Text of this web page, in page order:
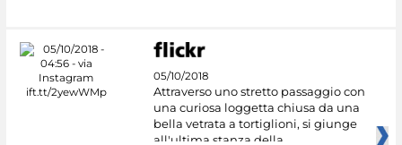
05/10/2018
Attraverso uno stretto passaggio con
una curiosa loggetta chiusa da una
bella vetrata a tortiglioni, si giunge
all'ultima stanza della